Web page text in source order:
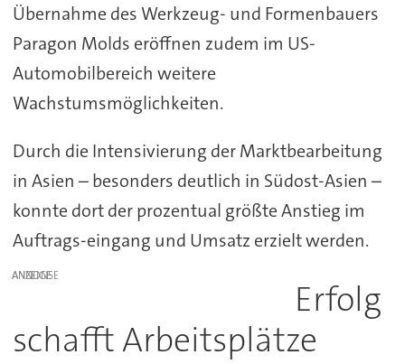
Übernahme des Werkzeug- und Formenbauers
Paragon Molds eröffnen zudem im US-
Automobilbereich weitere
Wachstumsmöglichkeiten.
Durch die Intensivierung der Marktbearbeitung
in Asien – besonders deutlich in Südost-Asien –
konnte dort der prozentual größte Anstieg im
Auftrags-eingang und Umsatz erzielt werden.
ANZEIGE
Erfolg
schafft Arbeitsplätze